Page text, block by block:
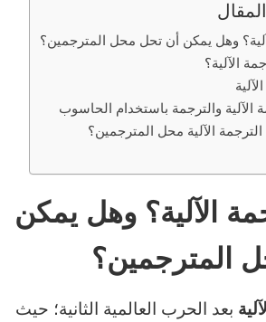
وهل يمكن أن تحل محل المترجمين؟
الآلیة؟
الآلية والترجمة باستخدام الحاسوب
الآلية محل المترجمين؟
الآلية؟ وهل يمكن
المترجمين؟
بعد الحرب العالمية الثانية؛ حيث